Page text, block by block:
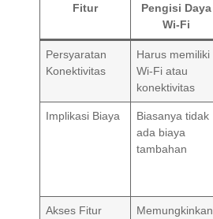
Fitur
Pengisi Daya
Wi-Fi
Persyaratan
Konektivitas
Harus memiliki
Wi-Fi atau
konektivitas
Implikasi Biaya
Biasanya tidak
ada biaya
tambahan
Akses Fitur
Memungkinkan